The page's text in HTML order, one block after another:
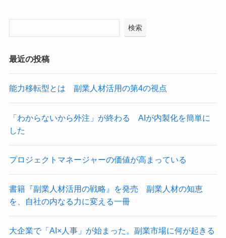
検索
最近の投稿
能力移転型とは 副業人材活用の第4の視点
「わからないから外注」が終わる AIが内製化を簡単に
した
プロジェクトマネージャーの価値が高まっている
書籍『副業人材活用の戦略』を発売 副業人材の知恵
を、自社の内なる力に変える一冊
大企業で「AI×人事」が始まった。副業市場に何が起きる